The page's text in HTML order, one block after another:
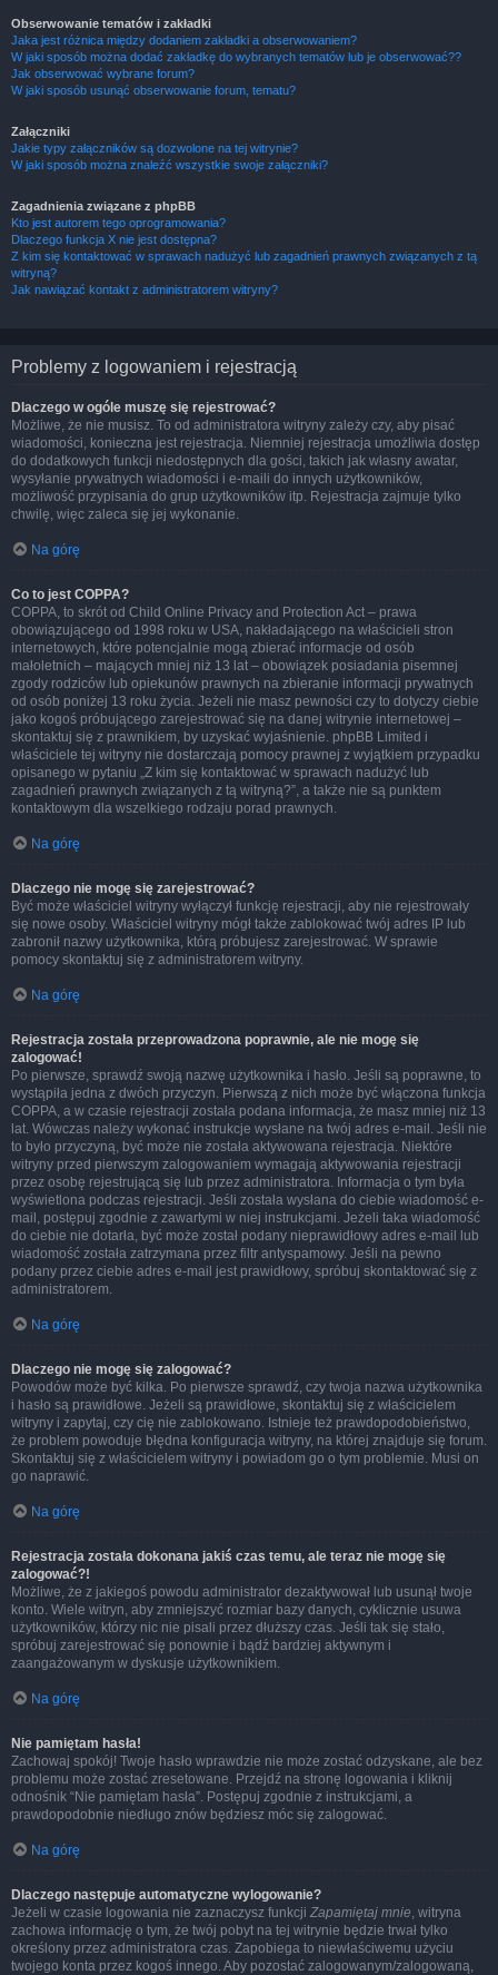
Obserwowanie tematów i zakładki
Jaka jest różnica między dodaniem zakładki a obserwowaniem?
W jaki sposób można dodać zakładkę do wybranych tematów lub je obserwować??
Jak obserwować wybrane forum?
W jaki sposób usunąć obserwowanie forum, tematu?
Załączniki
Jakie typy załączników są dozwolone na tej witrynie?
W jaki sposób można znaleźć wszystkie swoje załączniki?
Zagadnienia związane z phpBB
Kto jest autorem tego oprogramowania?
Dlaczego funkcja X nie jest dostępna?
Z kim się kontaktować w sprawach nadużyć lub zagadnień prawnych związanych z tą
witryną?
Jak nawiązać kontakt z administratorem witryny?
Problemy z logowaniem i rejestracją
Dlaczego w ogóle muszę się rejestrować?
Możliwe, że nie musisz. To od administratora witryny zależy czy, aby pisać
wiadomości, konieczna jest rejestracja. Niemniej rejestracja umożliwia dostęp
do dodatkowych funkcji niedostępnych dla gości, takich jak własny awatar,
wysyłanie prywatnych wiadomości i e-maili do innych użytkowników,
możliwość przypisania do grup użytkowników itp. Rejestracja zajmuje tylko
chwilę, więc zaleca się jej wykonanie.
Na górę
Co to jest COPPA?
COPPA, to skrót od Child Online Privacy and Protection Act – prawa
obowiązującego od 1998 roku w USA, nakładającego na właścicieli stron
internetowych, które potencjalnie mogą zbierać informacje od osób
małoletnich – mających mniej niż 13 lat – obowiązek posiadania pisemnej
zgody rodziców lub opiekunów prawnych na zbieranie informacji prywatnych
od osób poniżej 13 roku życia. Jeżeli nie masz pewności czy to dotyczy ciebie
jako kogoś próbującego zarejestrować się na danej witrynie internetowej –
skontaktuj się z prawnikiem, by uzyskać wyjaśnienie. phpBB Limited i
właściciele tej witryny nie dostarczają pomocy prawnej z wyjątkiem przypadku
opisanego w pytaniu „Z kim się kontaktować w sprawach nadużyć lub
zagadnień prawnych związanych z tą witryną?”, a także nie są punktem
kontaktowym dla wszelkiego rodzaju porad prawnych.
Na górę
Dlaczego nie mogę się zarejestrować?
Być może właściciel witryny wyłączył funkcję rejestracji, aby nie rejestrowały
się nowe osoby. Właściciel witryny mógł także zablokować twój adres IP lub
zabronił nazwy użytkownika, którą próbujesz zarejestrować. W sprawie
pomocy skontaktuj się z administratorem witryny.
Na górę
Rejestracja została przeprowadzona poprawnie, ale nie mogę się
zalogować!
Po pierwsze, sprawdź swoją nazwę użytkownika i hasło. Jeśli są poprawne, to
wystąpiła jedna z dwóch przyczyn. Pierwszą z nich może być włączona funkcja
COPPA, a w czasie rejestracji została podana informacja, że masz mniej niż 13
lat. Wówczas należy wykonać instrukcje wysłane na twój adres e-mail. Jeśli nie
to było przyczyną, być może nie została aktywowana rejestracja. Niektóre
witryny przed pierwszym zalogowaniem wymagają aktywowania rejestracji
przez osobę rejestrującą się lub przez administratora. Informacja o tym była
wyświetlona podczas rejestracji. Jeśli została wysłana do ciebie wiadomość e-
mail, postępuj zgodnie z zawartymi w niej instrukcjami. Jeżeli taka wiadomość
do ciebie nie dotarła, być może został podany nieprawidłowy adres e-mail lub
wiadomość została zatrzymana przez filtr antyspamowy. Jeśli na pewno
podany przez ciebie adres e-mail jest prawidłowy, spróbuj skontaktować się z
administratorem.
Na górę
Dlaczego nie mogę się zalogować?
Powodów może być kilka. Po pierwsze sprawdź, czy twoja nazwa użytkownika
i hasło są prawidłowe. Jeżeli są prawidłowe, skontaktuj się z właścicielem
witryny i zapytaj, czy cię nie zablokowano. Istnieje też prawdopodobieństwo,
że problem powoduje błędna konfiguracja witryny, na której znajduje się forum.
Skontaktuj się z właścicielem witryny i powiadom go o tym problemie. Musi on
go naprawić.
Na górę
Rejestracja została dokonana jakiś czas temu, ale teraz nie mogę się
zalogować?!
Możliwe, że z jakiegoś powodu administrator dezaktywował lub usunął twoje
konto. Wiele witryn, aby zmniejszyć rozmiar bazy danych, cyklicznie usuwa
użytkowników, którzy nic nie pisali przez dłuższy czas. Jeśli tak się stało,
spróbuj zarejestrować się ponownie i bądź bardziej aktywnym i
zaangażowanym w dyskusje użytkownikiem.
Na górę
Nie pamiętam hasła!
Zachowaj spokój! Twoje hasło wprawdzie nie może zostać odzyskane, ale bez
problemu może zostać zresetowane. Przejdź na stronę logowania i kliknij
odnośnik “Nie pamiętam hasła”. Postępuj zgodnie z instrukcjami, a
prawdopodobnie niedługo znów będziesz móc się zalogować.
Na górę
Dlaczego następuje automatyczne wylogowanie?
Jeżeli w czasie logowania nie zaznaczysz funkcji Zapamiętaj mnie, witryna
zachowa informację o tym, że twój pobyt na tej witrynie będzie trwał tylko
określony przez administratora czas. Zapobiega to niewłaściwemu użyciu
twojego konta przez kogoś innego. Aby pozostać zalogowanym/zalogowaną,